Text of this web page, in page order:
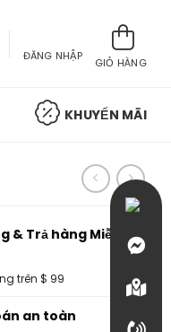
ĐĂNG NHẬP
GIỎ HÀNG
KHUYẾN MÃI
& Trả hàng Miễn
trên $ 99
an toàn